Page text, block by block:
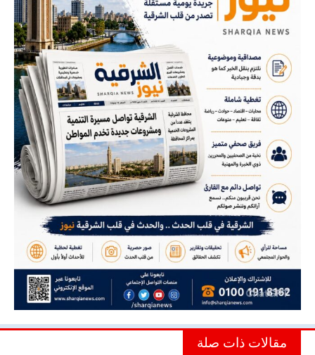
مقالات ذات صلة